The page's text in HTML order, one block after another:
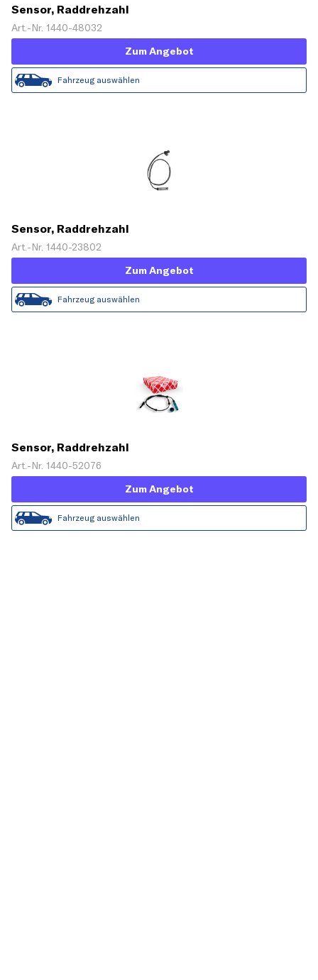
Sensor, Raddrehzahl
Art.-Nr. 1440-48032
Zum Angebot
Fahrzeug auswählen
Sensor, Raddrehzahl
Art.-Nr. 1440-23802
Zum Angebot
Fahrzeug auswählen
Sensor, Raddrehzahl
Art.-Nr. 1440-52076
Zum Angebot
Fahrzeug auswählen